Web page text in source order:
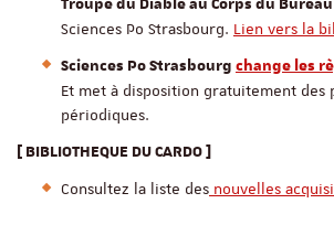
Troupe du Diable au Corps du
Sciences Po Strasbourg. Lien vers la
Sciences Po Strasbourg change les
Et met à disposition gratuitement des
périodiques.
[ BIBLIOTHEQUE DU CARDO ]
Consultez la liste des nouvelles